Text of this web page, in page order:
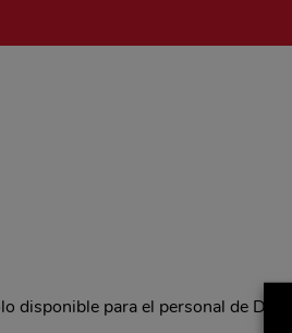
disponible para el personal de